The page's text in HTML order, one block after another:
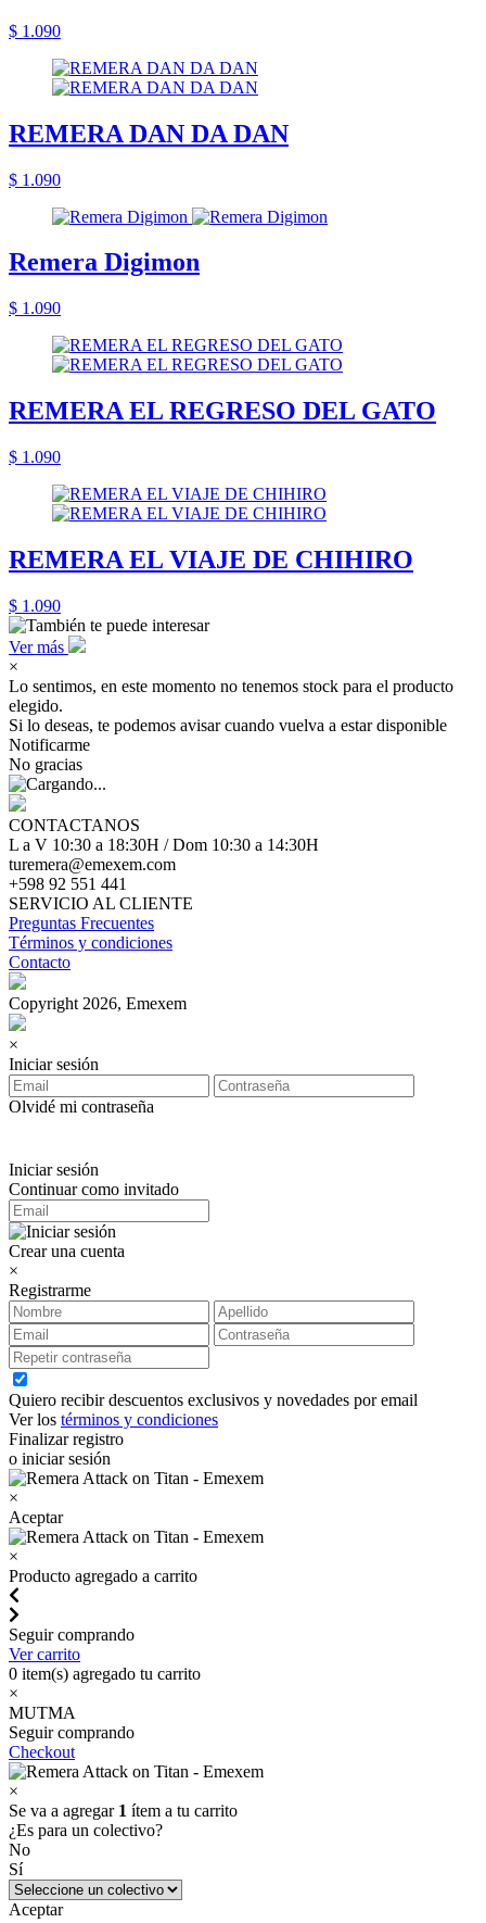
$ 1.090
REMERA DAN DA DAN
$ 1.090
Remera Digimon
$ 1.090
REMERA EL REGRESO DEL GATO
$ 1.090
REMERA EL VIAJE DE CHIHIRO
$ 1.090
Ver más
×
Lo sentimos, en este momento no tenemos stock para el producto
elegido.
Si lo deseas, te podemos avisar cuando vuelva a estar disponible
Notificarme
No gracias
CONTACTANOS
L a V 10:30 a 18:30H / Dom 10:30 a 14:30H
turemera@emexem.com
+598 92 551 441
SERVICIO AL CLIENTE
Preguntas Frecuentes
Términos y condiciones
Contacto
Copyright 2026, Emexem
×
Iniciar sesión
Olvidé mi contraseña
Iniciar sesión
Continuar como invitado
Crear una cuenta
×
Registrarme
Quiero recibir descuentos exclusivos y novedades por email
Ver los términos y condiciones
Finalizar registro
o iniciar sesión
×
Aceptar
×
Producto agregado a carrito
Seguir comprando
Ver carrito
0 item(s) agregado tu carrito
×
MUTMA
Seguir comprando
Checkout
×
Se va a agregar 1 ítem a tu carrito
¿Es para un colectivo?
No
Sí
Aceptar